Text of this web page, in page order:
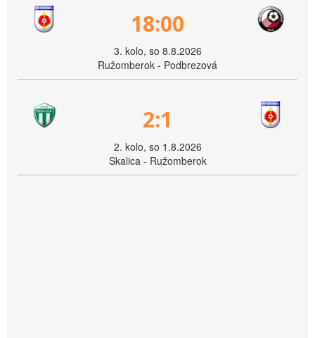
18:00
3. kolo, so 8.8.2026
Ružomberok - Podbrezová
2:1
2. kolo, so 1.8.2026
Skalica - Ružomberok